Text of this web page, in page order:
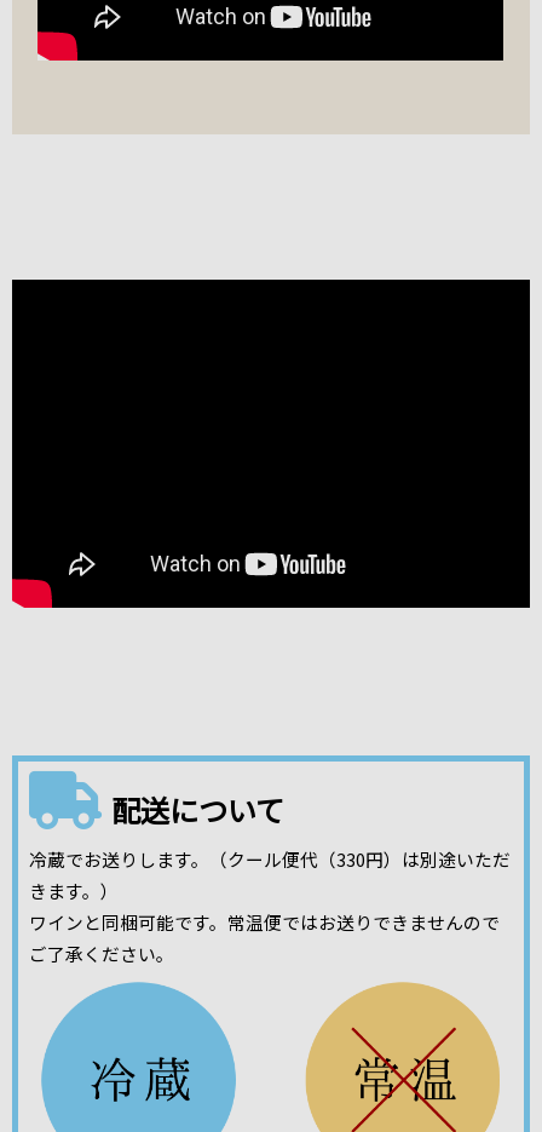
配送について
冷蔵でお送りします。（クール便代（330円）は別途いただ
きます。）
ワインと同梱可能です。常温便ではお送りできませんので
ご了承ください。